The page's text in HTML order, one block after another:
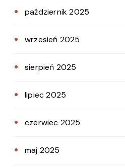
październik 2025
wrzesień 2025
sierpień 2025
lipiec 2025
czerwiec 2025
maj 2025